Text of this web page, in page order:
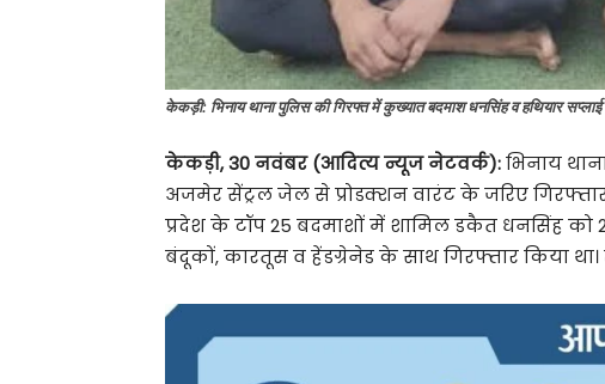
केकड़ी: भिनाय थाना पुलिस की गिरफ्त में कुख्यात बदमाश धनसिंह व हथियार
केकड़ी,30 नवंबर (आदित्य न्यूज नेटवर्क):भिनाय
अजमेर सेंट्रल जेल से प्रोडक्शन वारंट के जरिए
प्रदेश के टॉप 25 बदमाशों में शामिल डकैत धनसिंह को
बंदूकों, कारतूस व हेंडग्रेनेड के साथ गिरफ्तार किया